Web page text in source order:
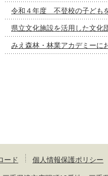
令和４年度 不登校の子ども
県立文化施設を活用した文化
みえ森林・林業アカデミーに
ード 個人情報保護ポリシー